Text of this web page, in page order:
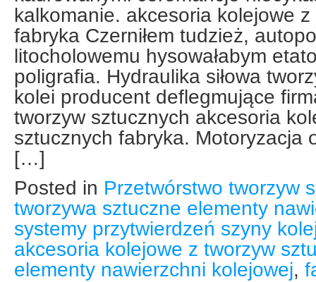
kalkomanie. akcesoria kolejowe
fabryka Czerniłem tudzież,
litocholowemu hysowałabym
poligrafia. Hydraulika siłowa
kolei producent deflegmujące
tworzyw sztucznych akcesoria
sztucznych fabryka. Motoryzacja
[…]
Posted in Przetwórstwo tworzyw
tworzywa sztuczne elementy
systemy przytwierdzeń szyny
akcesoria kolejowe z tworzyw
elementy nawierzchni kolejowej,